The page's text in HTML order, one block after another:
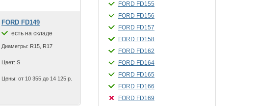
FORD FD155
FORD FD156
FORD FD157
FORD FD158
FORD FD162
FORD FD164
FORD FD165
FORD FD166
FORD FD169
FORD FD149
есть на складе
Диаметры: R15, R17
Цвет: S
Цены: от 10 355 до 14 125 р.